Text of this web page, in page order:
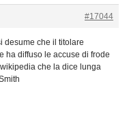
#17044
desume che il titolare
ha diffuso le accuse di frode
che la dice lunga